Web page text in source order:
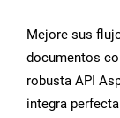
Mejore sus
documentos
robusta API
integra